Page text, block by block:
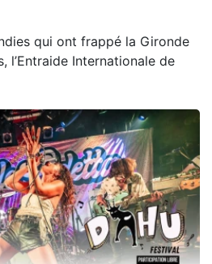
qui ont frappé la Gironde
l’Entraide Internationale de